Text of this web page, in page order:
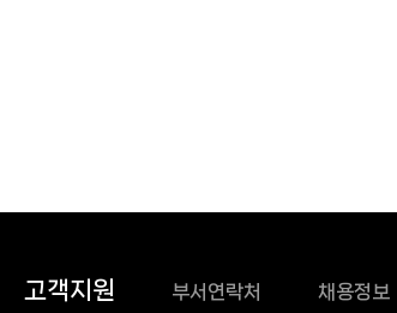
고객지원 부서연락처 채용정보